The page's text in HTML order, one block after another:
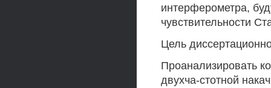
интерферометра,
чувствительности
Цель
Проанализировать
двухча-стотной